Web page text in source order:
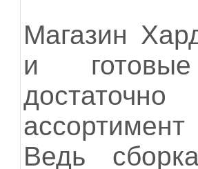
Магазин
и
Ведь